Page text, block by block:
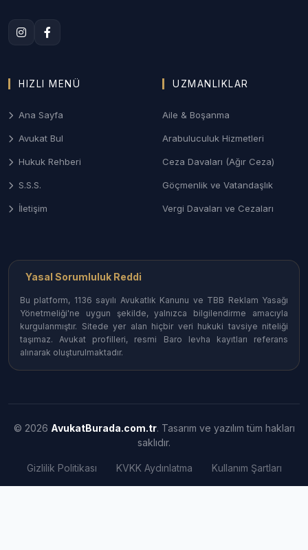
HIZLI MENÜ
Ana Sayfa
Avukat Bul
Hukuk Rehberi
S.S.S.
İletişim
UZMANLIKLAR
Aile & Boşanma
Arabuluculuk Hizmetleri
Ceza Davaları (Ağır Ceza)
Göçmenlik ve Vatandaşlık
Vergi Davaları ve Cezaları
Yasal Sorumluluk Reddi
Bu platform, 1136 sayılı Avukatlık Kanunu ve TBB Reklam Yasağı
Yönetmeliği'ne uygun şekilde, yalnızca bilgilendirme amacıyla
kurgulanmıştır. Sitede yer alan hiçbir veri hukuki tavsiye niteliği
taşımaz. Avukat profilleri, resmi Baro levha kayıtları referans
alınarak oluşturulmaktadır.
© 2026 AvukatBurada.com.tr. Tasarım ve yazılım tüm hakları
saklıdır.
Gizlilik Politikası KVKK Aydınlatma Kullanım Şartları